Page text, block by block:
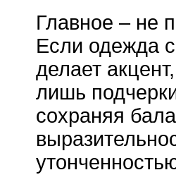
Главное – не
Если одежда
делает
лишь
сохраняя